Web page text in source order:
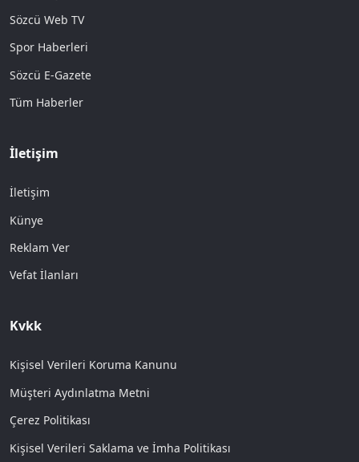
Sözcü Web TV
Spor Haberleri
Sözcü E-Gazete
Tüm Haberler
İletişim
İletişim
Künye
Reklam Ver
Vefat İlanları
Kvkk
Kişisel Verileri Koruma Kanunu
Müşteri Aydınlatma Metni
Çerez Politikası
Kişisel Verileri Saklama ve İmha Politikası